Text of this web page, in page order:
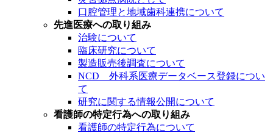
口腔管理と地域歯科連携について
先進医療への取り組み
治験について
臨床研究について
製造販売後調査について
NCD 外科系医療データベース登録につい
て
研究に関する情報公開について
看護師の特定行為への取り組み
看護師の特定行為について